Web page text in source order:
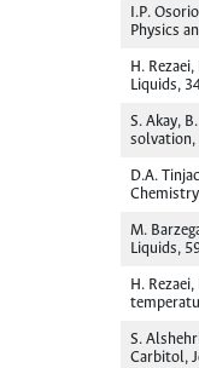
I.P.
Physics
H.
Liquids,
S. Akay,
solvation,
D.A.
M.
Liquids,
H.
S.
Carbitol,